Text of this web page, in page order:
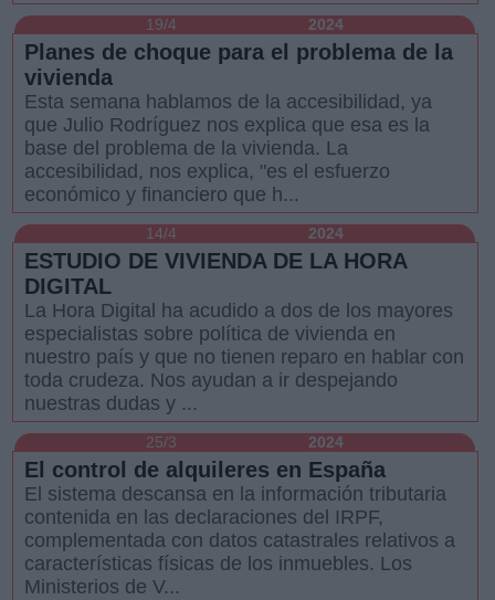
19/4 2024
Planes de choque para el problema de la
vivienda
Esta semana hablamos de la accesibilidad, ya
que Julio Rodríguez nos explica que esa es la
base del problema de la vivienda. La
accesibilidad, nos explica, "es el esfuerzo
económico y financiero que h...
14/4 2024
ESTUDIO DE VIVIENDA DE LA HORA
DIGITAL
La Hora Digital ha acudido a dos de los mayores
especialistas sobre política de vivienda en
nuestro país y que no tienen reparo en hablar con
toda crudeza. Nos ayudan a ir despejando
nuestras dudas y ...
25/3 2024
El control de alquileres en España
El sistema descansa en la información tributaria
contenida en las declaraciones del IRPF,
complementada con datos catastrales relativos a
características físicas de los inmuebles. Los
Ministerios de V...